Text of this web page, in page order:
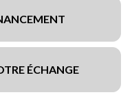
ÉCHANGE